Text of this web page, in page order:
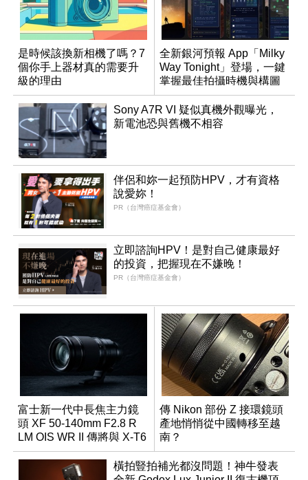
是時候該換新相機了嗎？7
個你手上器材真的需要升
級的理由
全新銀河預報 App「Milky
Way Tonight」登場，一鍵
掌握最佳拍攝時機與構圖
Sony A7R VI 疑似真機外觀曝光，
新電池恐與舊機不相容
伴侶和妳一起預防HPV，才有資格
說愛妳！
PR（台灣癌症基金會）
立即諮詢HPV！是對自己健康最好
的投資，把握現在不嫌晚！
PR（台灣癌症基金會）
富士新一代中長焦主力鏡
頭 XF 50-140mm F2.8 R
LM OIS WR II 傳將與 X-T6
同步亮相
傳 Nikon 部份 Z 接環鏡頭
產地悄悄從中國轉移至越
南？
橫拍豎拍補光都沒問題！神牛發表